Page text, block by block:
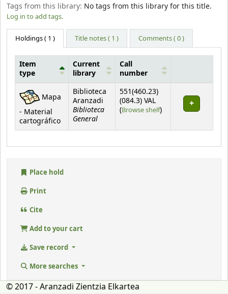
Tags from this library: No tags from this library for this title.
Log in to add tags.
Holdings( 1 ) Title notes ( 1 ) Comments ( 0 )
Holdings
Item
type
Current
library
Call
number
Mapa
- Material
cartográfico
Biblioteca
Aranzadi
Biblioteca
General
551(460.23)
(084.3) VAL
(Browse shelf(Opens below)
)
Place hold
Print
Cite
Add to your cart
Save record
More searches
© 2017 - Aranzadi Zientzia Elkartea